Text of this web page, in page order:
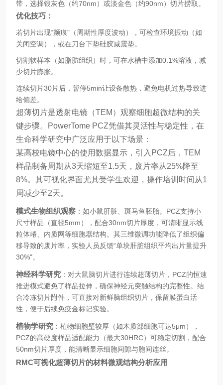
带，选择银灰色（约70nm）或淡金色（约90nm）切片捞取。
优化技巧：
若切片出现“颤痕"（周期性厚度波动），可检查环境振动（如
关闭空调），或在刀台下垫硅胶减震垫。
切割软样本（如脂肪组织）时，可在水槽中添加0.1%溶液，减
少切片膨胀。
连续切片30片后，暂停5min让设备散热，避免电机过热导致进
给偏差。
超薄切片是透射电镜（TEM）观察细胞超微结构的关
键步骤。PowerTome PCZ凭借其灵活性与稳定性，在
生命科学研究中广泛应用于以下场景：
某高校电镜中心的使用数据显示，引入PCZ后，TEM
样品制备周期从3天缩短至1.5天，废片率从25%降至
8%。其可视化界面尤其受学生欢迎，操作培训时间从1
周减少至2天。
模式生物组织观察 ：如小鼠肝脏、斑马鱼胚胎。PCZ支持小
尺寸样品（直径5mm），配合30nm切片厚度，可清晰显示线
粒体嵴、内质网等细胞器结构。其三维微调功能降低了组织偏
移导致的废片率，实验人员反馈“单块肝脏组织平均出片量提升
30%"。
神经科学研究 ：对大鼠脑切片进行连续超薄切片，PCZ的恒速
推进模式避免了样品拉伸，确保神经元突触结构的完整性。结
合冷冻切片附件，可直接对新鲜脑组织切片，保留膜蛋白活
性，便于后续免疫金标记实验。
植物学研究 ：植物细胞壁较厚（如木质部细胞可达5μm），
PCZ的高硬度样品适配能力（最大30HRC）可稳定切割，配合
50nm切片厚度，能清晰显示细胞间隙与胞间连丝。
RMC可视化超薄切片的材料微观结构分析应用